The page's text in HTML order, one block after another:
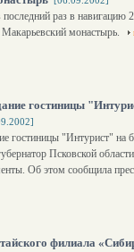
последний раз в
монастырь.
гостиницы
гостиницы "Интурист" на
Псковской
Об этом сообщила
филиала